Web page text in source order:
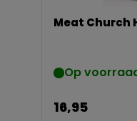
Meat Church
Op
16,95